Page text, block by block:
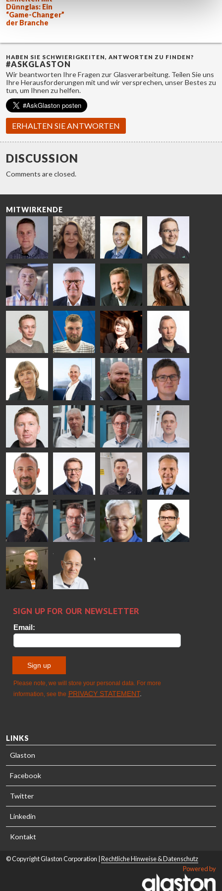
Dünnglas: Ein
“Game-Changer”
der Branche
HABEN SIE SCHWIERIGKEITEN, ANTWORTEN ZU FINDEN?
#ASKGLASTON
Wir beantworten Ihre Fragen zur Glasverarbeitung. Teilen Sie uns
Ihre Herausforderungen mit und wir versprechen, unser Bestes zu
tun, um Ihnen zu helfen.
ERHALTEN SIE ANTWORTEN
DISCUSSION
Comments are closed.
MITWIRKENDE
Riku Färm
HEAT
TREATMENT
SOLUTIONS
- GLASTON
Mari
Lehtinen
COMMUNICATIONS
- GLASTON
Miika
Äppelqvist
GLASS USE AND
ARCHITECTURE
- GLASTON
Antti
Aronen
GLASTON
Taneli
Ylinen
HEAT
TREATMENT
SOLUTIONS
- GLASTON
Uwe Risle
INSULATING
GLASS
TECHNOLOGY
- GLASTON
Mauri
Saksala
Mar
Garrido
Kalle
Kaijanen
Kuusela
GLASTON
Anna
Holmqvist
GLASTON
Jukka
Immonen
HEAT
TREATMENT
SOLUTIONS
- GLASTON
AgnetaS
COMMUNICATIONS
- GLASTON
Robert
Jenks
Pekka
Lyytikainen
Gennadi
Schadrin
GLASTON
Mikko
Rantala
Ralf
Wolter
Antti
Lehtokannas
Matthias
Fenske
Bertrand
Cazes
Simo
Salminen
GLASTON
FINLAND OY
Flavio
Martinho
Peter
Nischwitz
GLASTON
Alessa
Koskinen
Sakari
Palokangas
TREATMENT
- GLASTON
Timm
LINKS
Glaston
Facebook
Twitter
Linkedin
Kontakt
© Copyright Glaston Corporation | Rechtliche Hinweise & Datenschutz
Powered by